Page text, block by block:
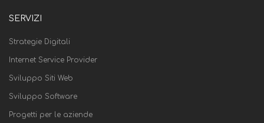
SERVIZI
Strategie Digitali
Internet Service Provider
Sviluppo Siti Web
Sviluppo Software
Progetti per le aziende